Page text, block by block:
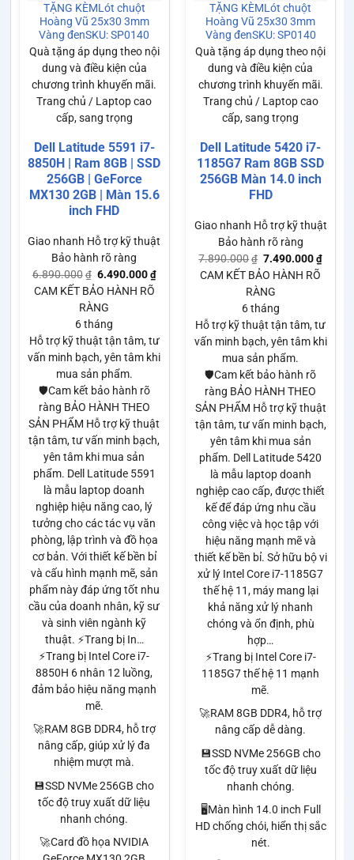
TẶNG KÈMLót chuột
Hoàng Vũ 25x30 3mm
Vàng đenSKU: SP0140
Quà tặng áp dụng theo nội
dung và điều kiện của
chương trình khuyến mãi.
Trang chủ / Laptop cao
cấp, sang trọng
Dell Latitude 5591 i7-
8850H | Ram 8GB | SSD
256GB | GeForce
MX130 2GB | Màn 15.6
inch FHD
Giao nhanh Hỗ trợ kỹ thuật
Bảo hành rõ ràng
6.890.000 ₫ 6.490.000 ₫
CAM KẾT BẢO HÀNH RÕ
RÀNG
6 tháng
Hỗ trợ kỹ thuật tận tâm, tư
vấn minh bạch, yên tâm khi
mua sản phẩm.
🛡️Cam kết bảo hành rõ
ràng BẢO HÀNH THEO
SẢN PHẨM Hỗ trợ kỹ thuật
tận tâm, tư vấn minh bạch,
yên tâm khi mua sản
phẩm. Dell Latitude 5591
là mẫu laptop doanh
nghiệp hiệu năng cao, lý
tưởng cho các tác vụ văn
phòng, lập trình và đồ họa
cơ bản. Với thiết kế bền bỉ
và cấu hình mạnh mẽ, sản
phẩm này đáp ứng tốt nhu
cầu của doanh nhân, kỹ sư
và sinh viên ngành kỹ
thuật. ⚡Trang bị In…
⚡Trang bị Intel Core i7-
8850H 6 nhân 12 luồng,
đảm bảo hiệu năng mạnh
mẽ.
🚀RAM 8GB DDR4, hỗ trợ
nâng cấp, giúp xử lý đa
nhiệm mượt mà.
💾SSD NVMe 256GB cho
tốc độ truy xuất dữ liệu
nhanh chóng.
🚀Card đồ họa NVIDIA
TẶNG KÈMLót chuột
Hoàng Vũ 25x30 3mm
Vàng đenSKU: SP0140
Quà tặng áp dụng theo nội
dung và điều kiện của
chương trình khuyến mãi.
Trang chủ / Laptop cao
cấp, sang trọng
Dell Latitude 5420 i7-
1185G7 Ram 8GB SSD
256GB Màn 14.0 inch
FHD
Giao nhanh Hỗ trợ kỹ thuật
Bảo hành rõ ràng
7.890.000 ₫ 7.490.000 ₫
CAM KẾT BẢO HÀNH RÕ
RÀNG
6 tháng
Hỗ trợ kỹ thuật tận tâm, tư
vấn minh bạch, yên tâm khi
mua sản phẩm.
🛡️Cam kết bảo hành rõ
ràng BẢO HÀNH THEO
SẢN PHẨM Hỗ trợ kỹ thuật
tận tâm, tư vấn minh bạch,
yên tâm khi mua sản
phẩm. Dell Latitude 5420
là mẫu laptop doanh
nghiệp cao cấp, được thiết
kế để đáp ứng nhu cầu
công việc và học tập với
hiệu năng mạnh mẽ và
thiết kế bền bỉ. Sở hữu bộ vi
xử lý Intel Core i7-1185G7
thế hệ 11, máy mang lại
khả năng xử lý nhanh
chóng và ổn định, phù
hợp…
⚡Trang bị Intel Core i7-
1185G7 thế hệ 11 mạnh
mẽ.
🚀RAM 8GB DDR4, hỗ trợ
nâng cấp dễ dàng.
💾SSD NVMe 256GB cho
tốc độ truy xuất dữ liệu
nhanh chóng.
🖥️Màn hình 14.0 inch Full
HD chống chói, hiển thị sắc
nét.